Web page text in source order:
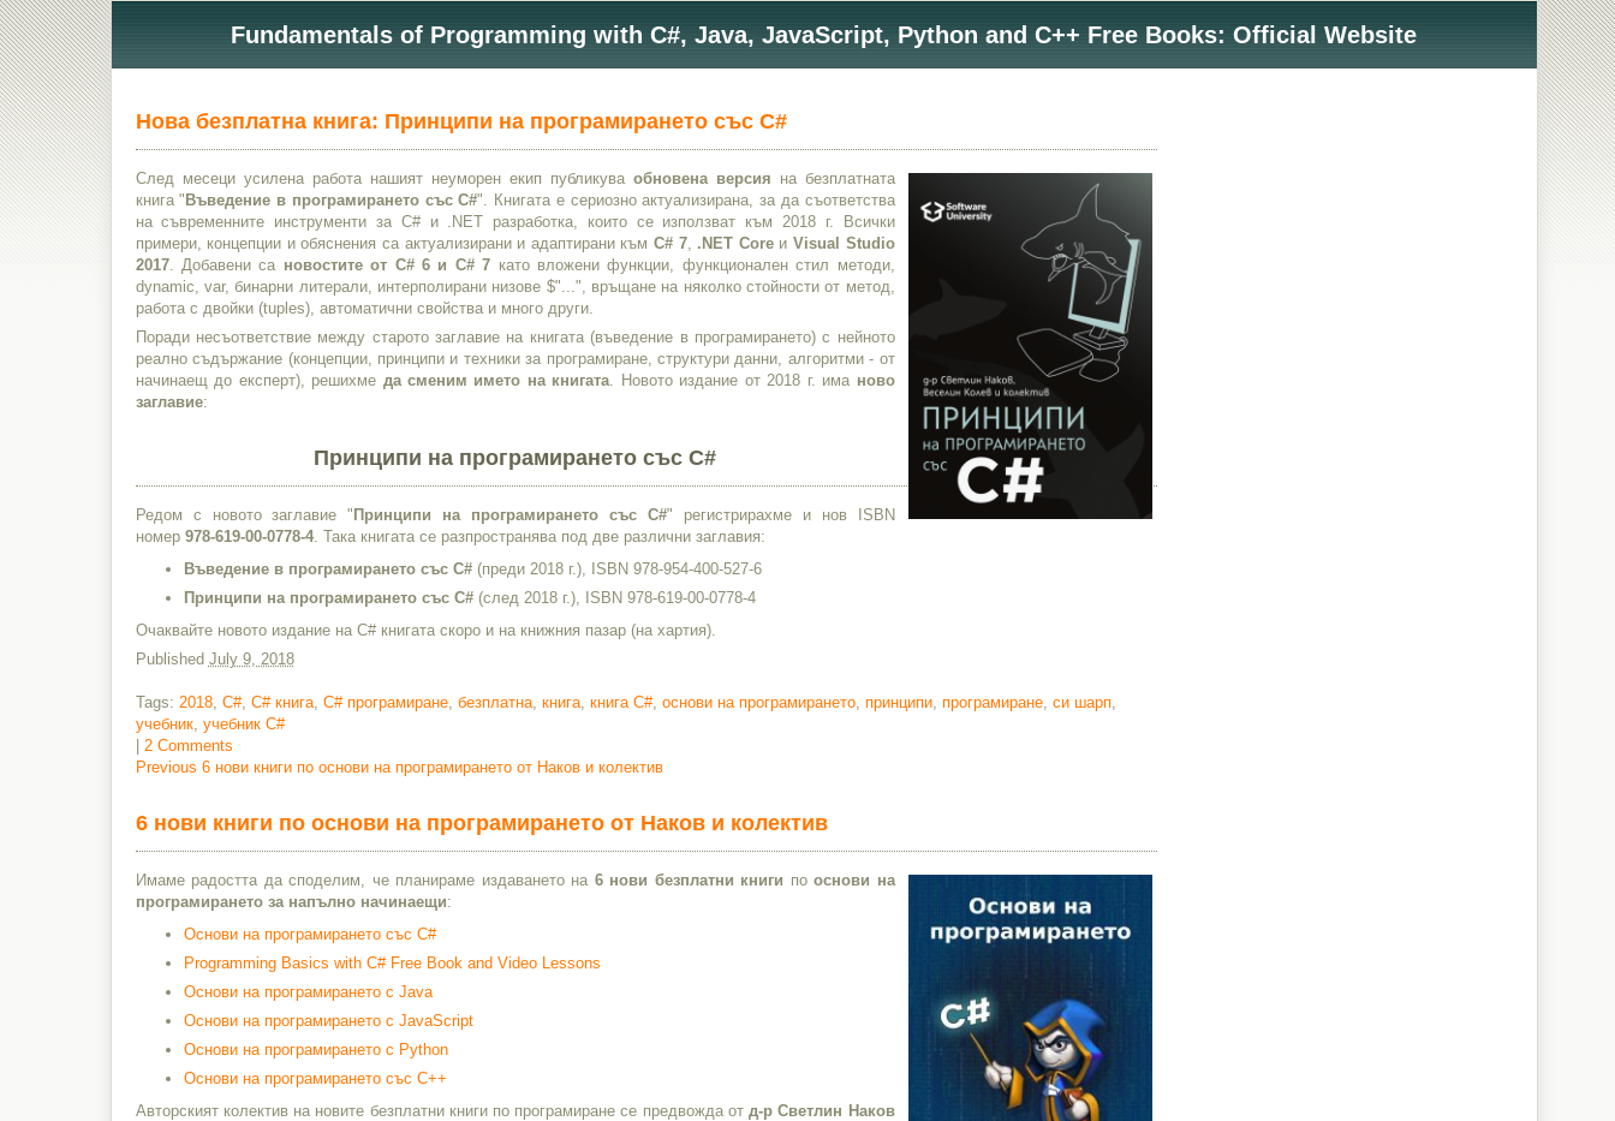
Fundamentals of Programming with C#, Java, JavaScript, Python and C++ Free Books: Official Website
Нова безплатна книга: Принципи на програмирането със C#
След месеци усилена работа нашият неуморен екип публикува обновена версия на безплатната
книга "Въведение в програмирането със C#". Книгата е сериозно актуализирана, за да съответства
на съвременните инструменти за C# и .NET разработка, които се използват към 2018 г. Всички
примери, концепции и обяснения са актуализирани и адаптирани къмC# 7, .NET CoreиVisual Studio
2017. Добавени са новостите от C# 6 и C# 7 като вложени функции, функционален стил методи,
dynamic, var, бинарни литерали, интерполирани низове $"...", връщане на няколко стойности от метод,
работа с двойки (tuples), автоматични свойства и много други.
Поради несъответствие между старото заглавие на книгата (въведение в програмирането) с нейното
реално съдържание (концепции, принципи и техники за програмиране, структури данни, алгоритми - от
начинаещ до експерт), решихме да сменим името на книгата . Новото издание от 2018 г. има ново
заглавие:
Принципи на програмирането със C#
Редом с новото заглавие "Принципи на програмирането със C#" регистрирахме и нов ISBN
номер 978-619-00-0778-4. Така книгата се разпространява под две различни заглавия:
Въведение в програмирането със C#(преди 2018 г.), ISBN 978-954-400-527-6
Принципи на програмирането със C#(след 2018 г.), ISBN 978-619-00-0778-4
Очаквайте новото издание на C# книгата скоро и на книжния пазар (на хартия).
Published July 9, 2018
Tags: 2018, C#, C# книга, C# програмиране, безплатна, книга, книга C#, основи на програмирането, принципи, програмиране, си шарп,
учебник, учебник C#
| 2 Comments
navigation
Previous Previous
6 нови книги по основи на програмирането от Наков и колектив
6 нови книги по основи на програмирането от Наков и колектив
Имаме радостта да споделим, че планираме издаването на 6 нови безплатни книги пооснови на
програмирането за напълно начинаещи:
Основи на програмирането със C#
Programming Basics with C# Free Book and Video Lessons
Основи на програмирането с Java
Основи на програмирането с JavaScript
Основи на програмирането с Python
Основи на програмирането със C++
Авторският колектив на новите безплатни книги по програмиране се предвожда отд-р Светлин Наков